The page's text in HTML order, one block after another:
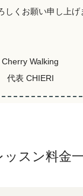
しくお願い申し上げ
Cherry Walking
代表 CHIERI
ッスン料金一